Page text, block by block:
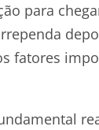
para
fatores